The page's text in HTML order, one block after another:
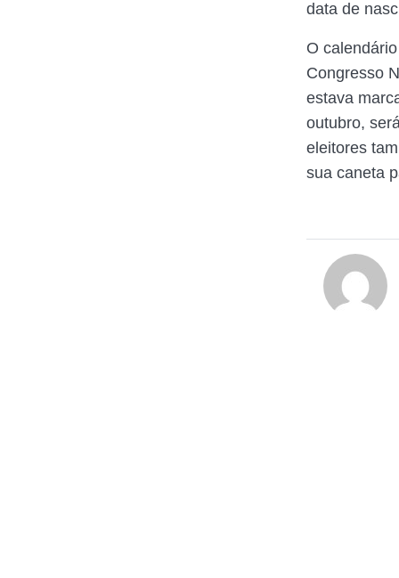
data de
O
Congresso
estava
outubro,
eleitores
sua caneta